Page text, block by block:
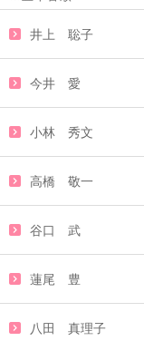
井上 聡子
今井 愛
小林 秀文
高橋 敬一
谷口 武
蓮尾 豊
八田 真理子